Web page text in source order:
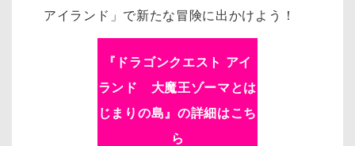
アイランド」で新たな冒険に出かけよう！
『ドラゴンクエスト アイ
ランド 大魔王ゾーマとは
じまりの島』の詳細はこち
ら